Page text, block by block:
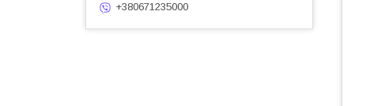
+380671235000